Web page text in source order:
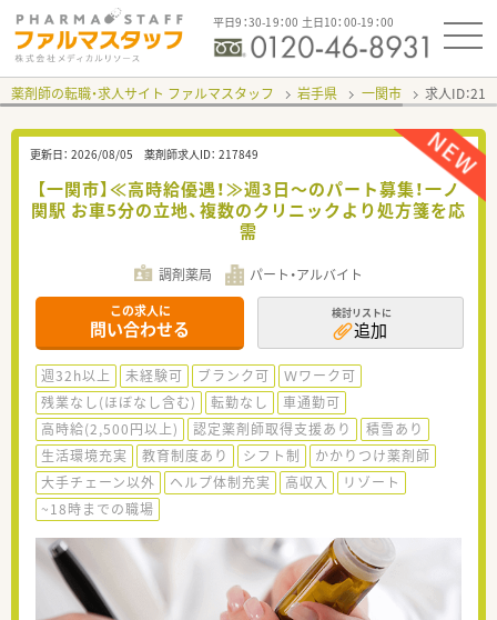
平日9：30-19：00 土日10：00-19：00
薬剤師の転職・求人サイト ファルマスタッフ 岩手県 一関市 求人ID：
更新日： 2026/08/05 薬剤師求人ID： 217849
【一関市】≪高時給優遇！≫週3日～のパート募集！一ノ
関駅 お車5分の立地、複数のクリニックより処方箋を応
需
調剤薬局 パート・アルバイト
この求人に
問い合わせる
検討リストに
追加
週32h以上 未経験可 ブランク可
Ｗワーク可
残業なし(ほぼなし含む)
転勤なし
車通勤可
高時給(2,500円以上)
認定薬剤師取得支援あり
積雪あり
生活環境充実
教育制度あり シフト制
かかりつけ薬剤師
大手チェーン以外
ヘルプ体制充実 高収入
リゾート
~18時までの職場